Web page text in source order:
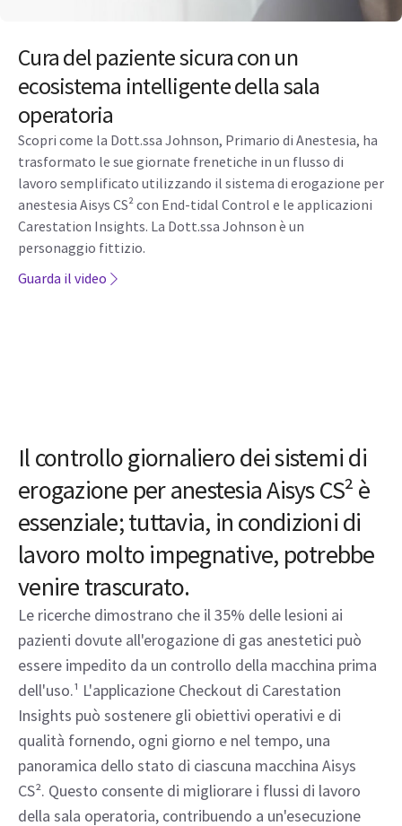
Cura del paziente sicura con un
ecosistema intelligente della sala
operatoria
Scopri come la Dott.ssa Johnson, Primario di Anestesia, ha
trasformato le sue giornate frenetiche in un flusso di
lavoro semplificato utilizzando il sistema di erogazione per
anestesia Aisys CS² con End-tidal Control e le applicazioni
Carestation Insights. La Dott.ssa Johnson è un
personaggio fittizio.
Guarda il video
Il controllo giornaliero dei sistemi di
erogazione per anestesia Aisys CS² è
essenziale; tuttavia, in condizioni di
lavoro molto impegnative, potrebbe
venire trascurato.
Le ricerche dimostrano che il 35% delle lesioni ai
pazienti dovute all'erogazione di gas anestetici può
essere impedito da un controllo della macchina prima
dell'uso.¹ L'applicazione Checkout di Carestation
Insights può sostenere gli obiettivi operativi e di
qualità fornendo, ogni giorno e nel tempo, una
panoramica dello stato di ciascuna macchina Aisys
CS². Questo consente di migliorare i flussi di lavoro
della sala operatoria, contribuendo a un'esecuzione